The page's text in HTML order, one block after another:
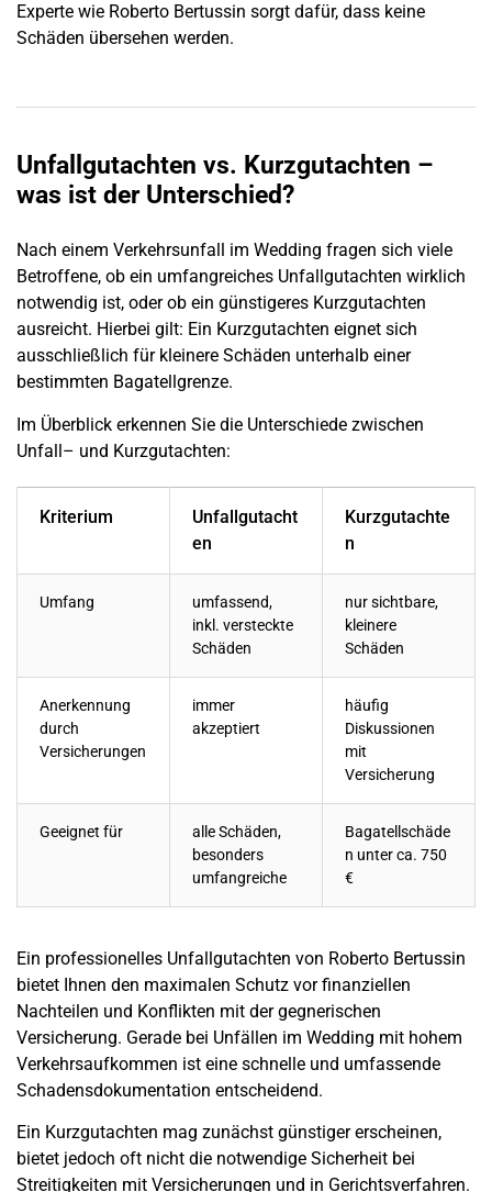
Experte wie Roberto Bertussin sorgt dafür, dass keine
Schäden übersehen werden.
Unfallgutachten vs. Kurzgutachten –
was ist der Unterschied?
Nach einem Verkehrsunfall im Wedding fragen sich viele
Betroffene, ob ein umfangreiches Unfallgutachten wirklich
notwendig ist, oder ob ein günstigeres Kurzgutachten
ausreicht. Hierbei gilt: Ein Kurzgutachten eignet sich
ausschließlich für kleinere Schäden unterhalb einer
bestimmten Bagatellgrenze.
Im Überblick erkennen Sie die Unterschiede zwischen
Unfall– und Kurzgutachten:
Kriterium
Unfallgutacht
en
Kurzgutachte
n
Umfang
umfassend,
inkl. versteckte
Schäden
nur sichtbare,
kleinere
Schäden
Anerkennung
durch
Versicherungen
immer
akzeptiert
häufig
Diskussionen
mit
Versicherung
Geeignet für
alle Schäden,
besonders
umfangreiche
Bagatellschäde
n unter ca. 750
€
Ein professionelles Unfallgutachten von Roberto Bertussin
bietet Ihnen den maximalen Schutz vor finanziellen
Nachteilen und Konflikten mit der gegnerischen
Versicherung. Gerade bei Unfällen im Wedding mit hohem
Verkehrsaufkommen ist eine schnelle und umfassende
Schadensdokumentation entscheidend.
Ein Kurzgutachten mag zunächst günstiger erscheinen,
bietet jedoch oft nicht die notwendige Sicherheit bei
Streitigkeiten mit Versicherungen und in Gerichtsverfahren.